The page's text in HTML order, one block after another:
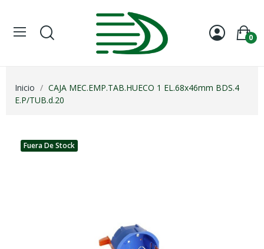
0
Inicio
CAJA MEC.EMP.TAB.HUECO 1 EL.68x46mm BDS.4
E.P/TUB.d.20
Fuera De Stock